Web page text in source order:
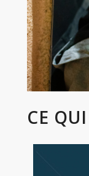
CE